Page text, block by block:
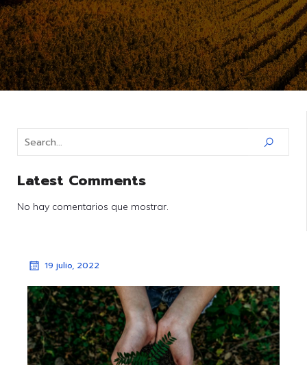
Latest Comments
No hay comentarios que mostrar.
19 julio, 2022